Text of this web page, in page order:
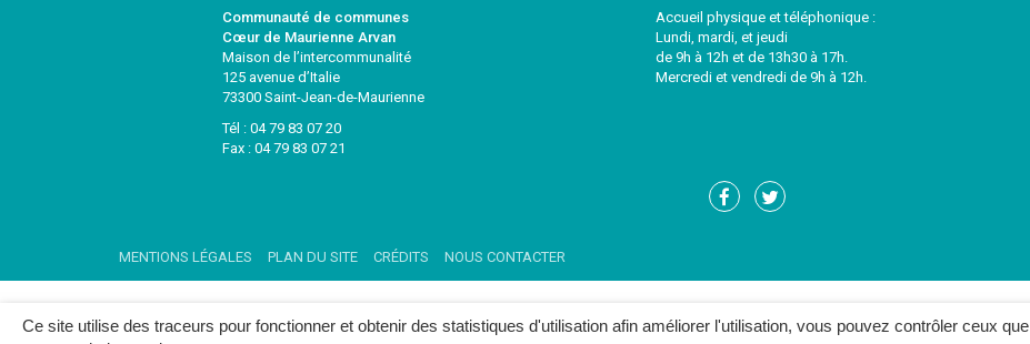
Ce site utilise des traceurs pour fonctionner et obtenir des statistiques d'utilisation afin améliorer l'utilisation, vous pouvez contrôler ceux que
Communauté de communes
Cœur de Maurienne Arvan
Maison de l’intercommunalité
125 avenue d’Italie
73300 Saint-Jean-de-Maurienne
Tél : 04 79 83 07 20
Fax : 04 79 83 07 21
Accueil physique et téléphonique :
Lundi, mardi, et jeudi
de 9h à 12h et de 13h30 à 17h.
Mercredi et vendredi de 9h à 12h.
Lien
Facebook
Lien
Twitter
MENTIONS LÉGALES PLAN DU SITE CRÉDITS NOUS CONTACTER